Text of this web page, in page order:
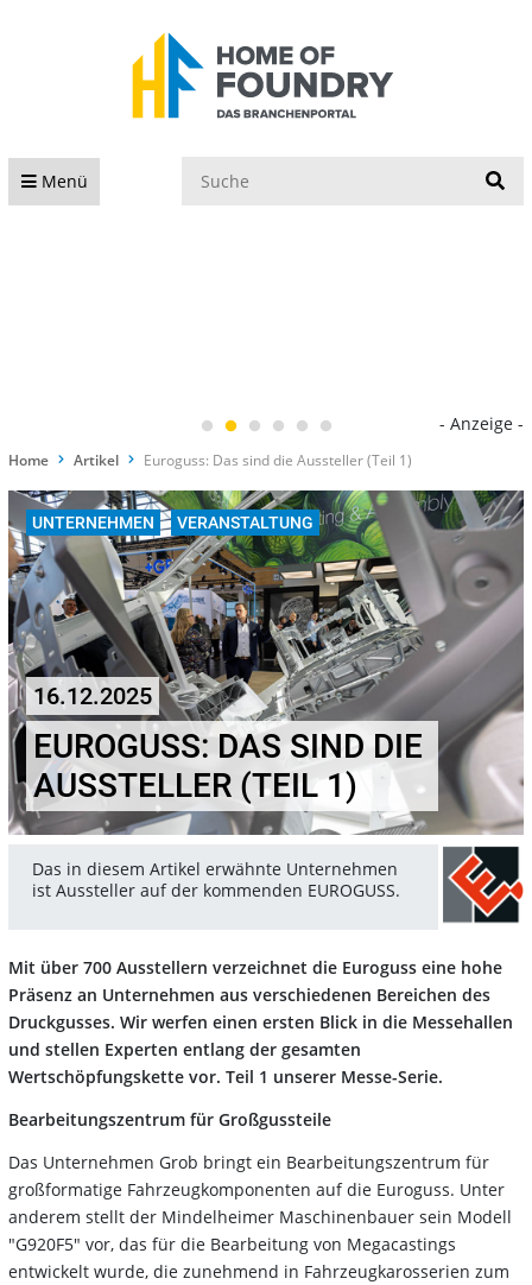
Menü
- Anzeige -
Home Artikel Euroguss: Das sind die Aussteller (Teil 1)
UNTERNEHMEN VERANSTALTUNG
16.12.2025
EUROGUSS: DAS SIND DIE
AUSSTELLER (TEIL 1)
Das in diesem Artikel erwähnte Unternehmen
ist Aussteller auf der kommenden EUROGUSS.
Mit über 700 Ausstellern verzeichnet die Euroguss eine hohe
Präsenz an Unternehmen aus verschiedenen Bereichen des
Druckgusses. Wir werfen einen ersten Blick in die Messehallen
und stellen Experten entlang der gesamten
Wertschöpfungskette vor. Teil 1 unserer Messe-Serie.
Bearbeitungszentrum für Großgussteile
Das Unternehmen Grob bringt ein Bearbeitungszentrum für
großformatige Fahrzeugkomponenten auf die Euroguss. Unter
anderem stellt der Mindelheimer Maschinenbauer sein Modell
"G920F5" vor, das für die Bearbeitung von Megacastings
entwickelt wurde, die zunehmend in Fahrzeugkarosserien zum